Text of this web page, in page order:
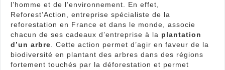
l’homme et de l’environnement. En effet,
Reforest’Action, entreprise spécialiste de la
reforestation en France et dans le monde, associe
chacun de ses cadeaux d’entreprise à la plantation
d’un arbre . Cette action permet d’agir en faveur de la
biodiversité en plantant des arbres dans des régions
fortement touchés par la déforestation et permet